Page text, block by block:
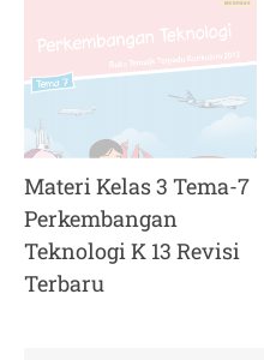
Materi Kelas 3 Tema-7
Perkembangan
Teknologi K 13 Revisi
Terbaru